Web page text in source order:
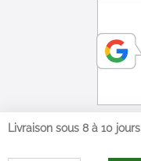
Livraison sous 8 à 10 jours